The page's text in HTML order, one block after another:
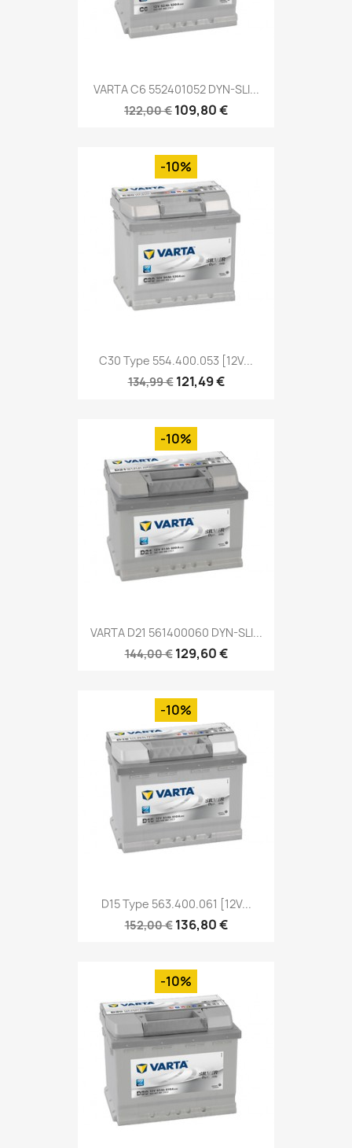
VARTA C6 552401052 DYN-SLI...
122,00 € 109,80 €
C30 Type 554.400.053 [12V...
134,99 € 121,49 €
-10%
VARTA D21 561400060 DYN-SLI...
144,00 € 129,60 €
-10%
D15 Type 563.400.061 [12V...
152,00 € 136,80 €
-10%
-10%